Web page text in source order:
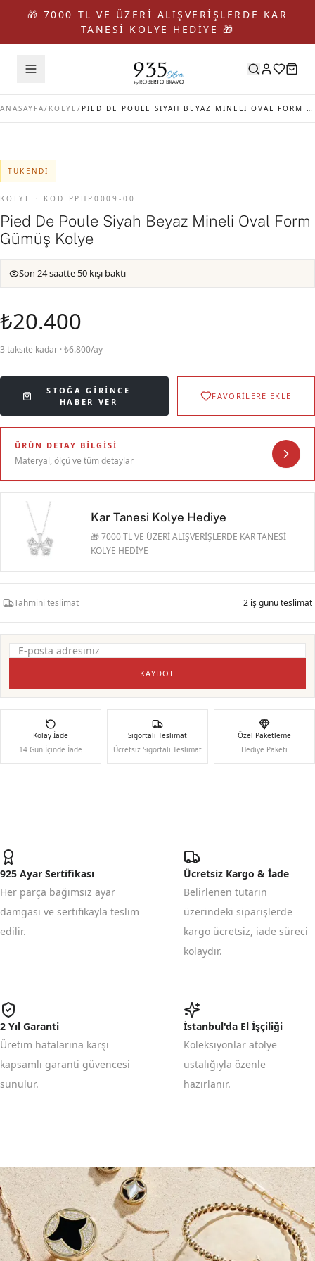
🎁 7000 TL VE ÜZERİ ALIŞVERİŞLERDE KAR
TANESİ KOLYE HEDİYE 🎁
ANASAYFA/ KOLYE / PIED DE POULE SIYAH BEYAZ MINELI OVAL FORM GÜMÜŞ KOLYE
TÜKENDI
KOLYE · KOD PPHP0009-00
Pied De Poule Siyah Beyaz Mineli Oval Form
Gümüş Kolye
Son 24 saatte 50 kişi baktı
₺20.400
3 taksite kadar · ₺6.800/ay
STOĞA GIRINCE
HABER VER
FAVORİLERE EKLE
ÜRÜN DETAY BILGISI
Materyal, ölçü ve tüm detaylar
Kar Tanesi Kolye Hediye
🎁 7000 TL VE ÜZERİ ALIŞVERİŞLERDE KAR TANESİ
KOLYE HEDİYE
Tahmini teslimat 2 iş günü teslimat
KAYDOL
Kolay İade
14 Gün İçinde İade
Sigortalı Teslimat
Ücretsiz Sigortalı Teslimat
Özel Paketleme
Hediye Paketi
925 Ayar Sertifikası
Her parça bağımsız ayar
damgası ve sertifikayla teslim
edilir.
Ücretsiz Kargo & İade
Belirlenen tutarın
üzerindeki siparişlerde
kargo ücretsiz, iade süreci
kolaydır.
2 Yıl Garanti
Üretim hatalarına karşı
kapsamlı garanti güvencesi
sunulur.
İstanbul'da El İşçiliği
Koleksiyonlar atölye
ustalığıyla özenle
hazırlanır.